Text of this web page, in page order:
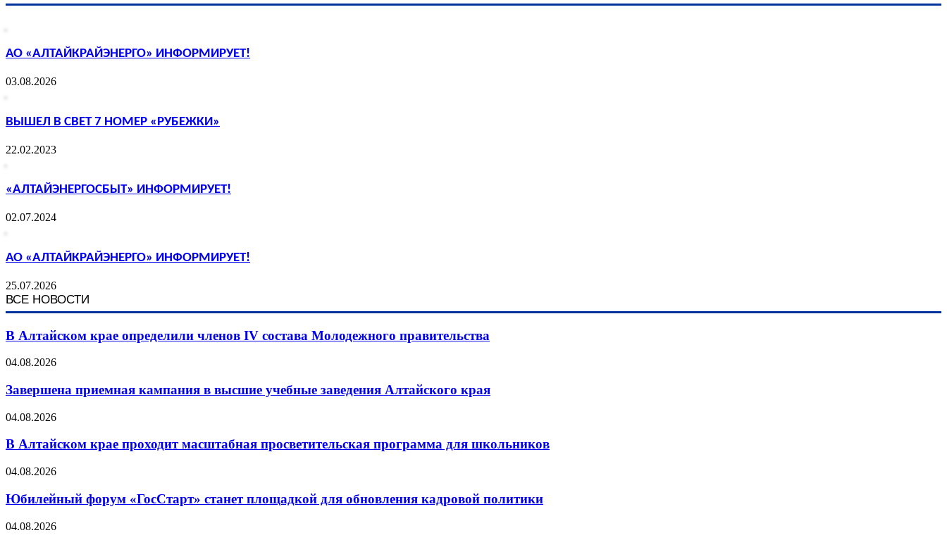
АО «АЛТАЙКРАЙЭНЕРГО» ИНФОРМИРУЕТ!
03.08.2026
ВЫШЕЛ В СВЕТ 7 НОМЕР «РУБЕЖКИ»
22.02.2023
«АЛТАЙЭНЕРГОСБЫТ» ИНФОРМИРУЕТ!
02.07.2024
АО «АЛТАЙКРАЙЭНЕРГО» ИНФОРМИРУЕТ!
25.07.2026
ВСЕ НОВОСТИ
В Алтайском крае определили членов IV состава Молодежного правительства
04.08.2026
Завершена приемная кампания в высшие учебные заведения Алтайского края
04.08.2026
В Алтайском крае проходит масштабная просветительская программа для школьников
04.08.2026
Юбилейный форум «ГосСтарт» станет площадкой для обновления кадровой политики
04.08.2026